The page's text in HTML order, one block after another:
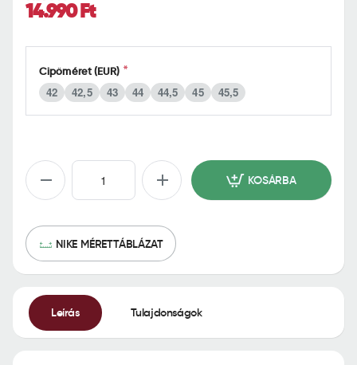
14.990 Ft
Cipőméret (EUR)
42 42,5 43 44 44,5 45 45,5
KOSÁRBA
NIKE MÉRETTÁBLÁZAT
Leírás Tulajdonságok